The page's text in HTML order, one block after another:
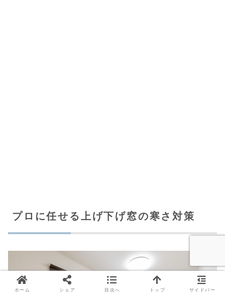
プロに任せる上げ下げ窓の寒さ対策
ホーム シェア 目次へ トップ サイドバー